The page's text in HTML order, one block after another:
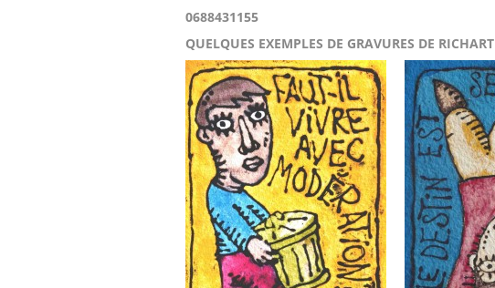
0688431155
QUELQUES EXEMPLES DE GRAVURES DE